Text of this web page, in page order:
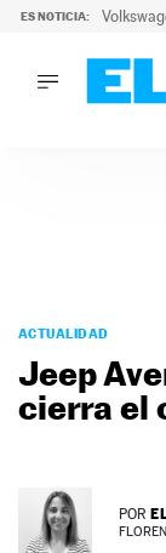
ES NOTICIA:
PODCAST
MOTOS
TECNOLOGÍA
PREMIOS
SERVICIOS
ACTUALIDAD
Jeep
cierra el
POR